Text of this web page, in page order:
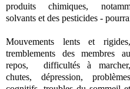
produits chimiques,
solvants et des pesticides -
Mouvements lents et rigides,
tremblements des membres au
repos, difficultés à marcher,
chutes, dépression, problèmes